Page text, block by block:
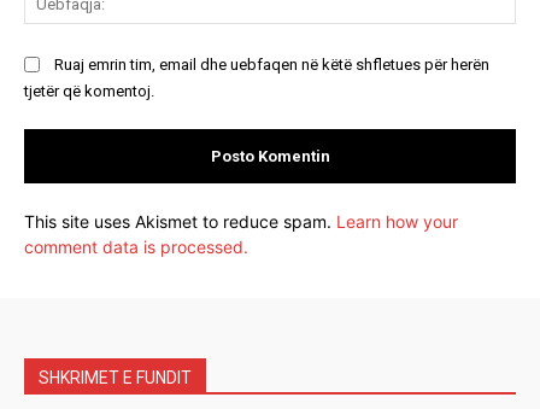
Ruaj emrin tim, email dhe uebfaqen në këtë shfletues për herën
tjetër që komentoj.
This site uses Akismet to reduce spam. Learn how your
comment data is processed.
SHKRIMET E FUNDIT